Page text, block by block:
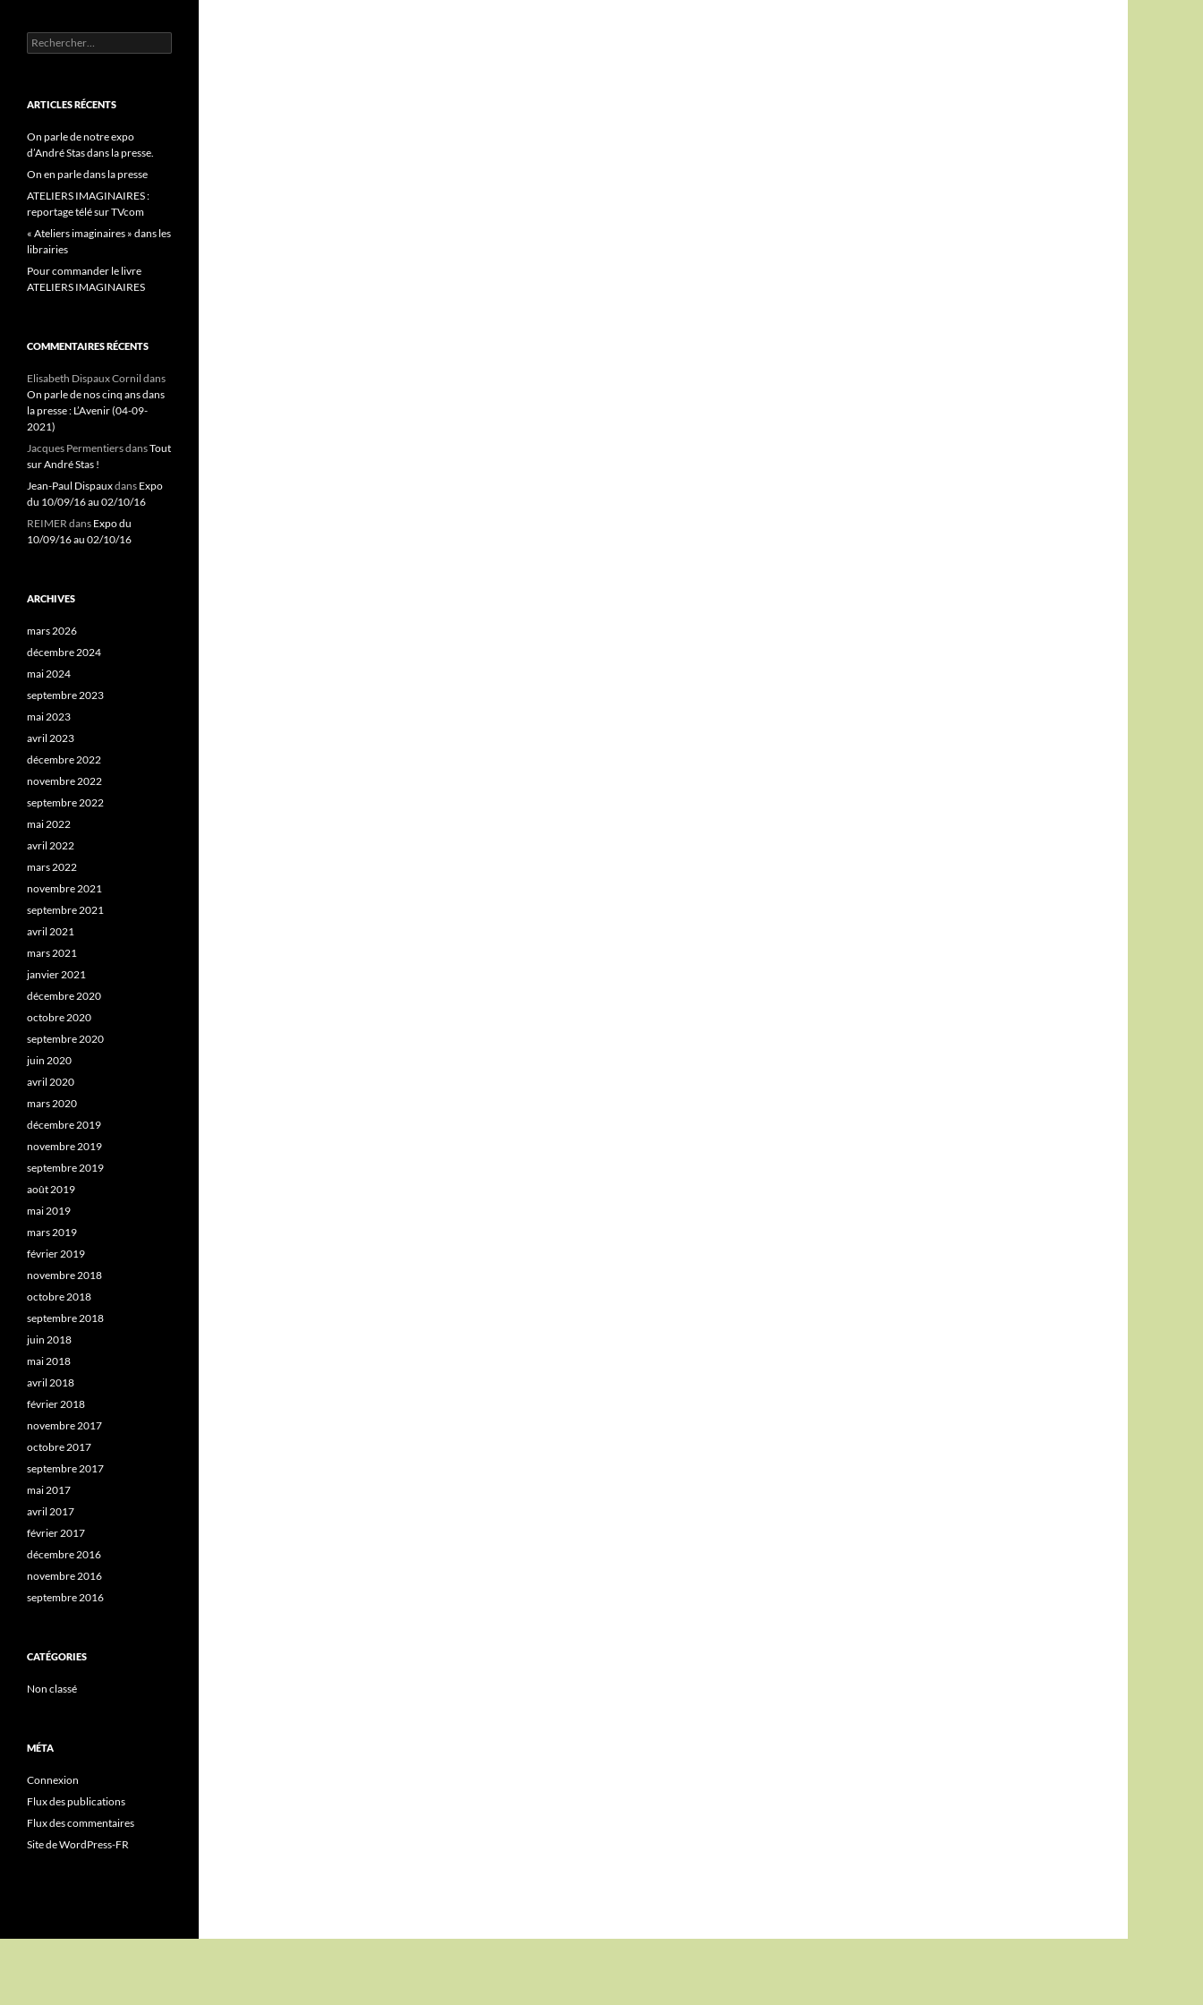
Rechercher :
ARTICLES RÉCENTS
On parle de notre expo
d’André Stas dans la presse.
On en parle dans la presse
ATELIERS IMAGINAIRES :
reportage télé sur TVcom
« Ateliers imaginaires » dans les
librairies
Pour commander le livre
ATELIERS IMAGINAIRES
COMMENTAIRES RÉCENTS
Elisabeth Dispaux Cornil dans
On parle de nos cinq ans dans
la presse : L’Avenir (04-09-
2021)
Jacques PermentiersdansTout
sur André Stas !
Jean-Paul Dispauxdans Expo
du 10/09/16 au 02/10/16
REIMERdans Expo du
10/09/16 au 02/10/16
ARCHIVES
mars 2026
décembre 2024
mai 2024
septembre 2023
mai 2023
avril 2023
décembre 2022
novembre 2022
septembre 2022
mai 2022
avril 2022
mars 2022
novembre 2021
septembre 2021
avril 2021
mars 2021
janvier 2021
décembre 2020
octobre 2020
septembre 2020
juin 2020
avril 2020
mars 2020
décembre 2019
novembre 2019
septembre 2019
août 2019
mai 2019
mars 2019
février 2019
novembre 2018
octobre 2018
septembre 2018
juin 2018
mai 2018
avril 2018
février 2018
novembre 2017
octobre 2017
septembre 2017
mai 2017
avril 2017
février 2017
décembre 2016
novembre 2016
septembre 2016
CATÉGORIES
Non classé
MÉTA
Connexion
Flux des publications
Flux des commentaires
Site de WordPress-FR